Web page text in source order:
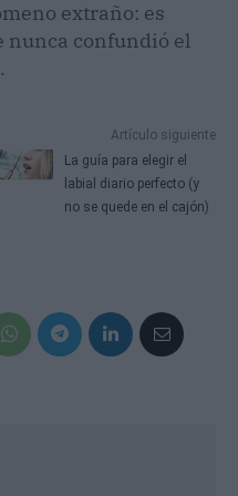
extraño: es
nunca confundió el
Artículo siguiente
La guía para elegir el
labial diario perfecto (y
no se quede en el cajón)